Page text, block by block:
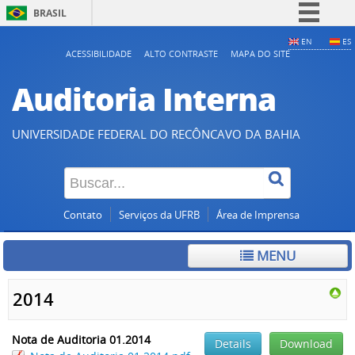
BRASIL
Acesso à informação
Legislação
Canais
EN ES
ACESSIBILIDADE ALTO CONTRASTE MAPA DO SITE
Auditoria Interna
UNIVERSIDADE FEDERAL DO RECÔNCAVO DA BAHIA
Contato Serviços da UFRB Área de Imprensa
MENU
2014
Nota de Auditoria 01.2014
Download
Details